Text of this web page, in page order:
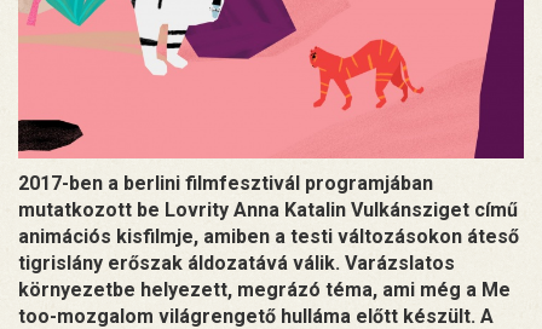
2017-ben a berlini filmfesztivál programjában
mutatkozott be Lovrity Anna Katalin Vulkánsziget című
animációs kisfilmje, amiben a testi változásokon áteső
tigrislány erőszak áldozatává válik. Varázslatos
környezetbe helyezett, megrázó téma, ami még a Me
too-mozgalom világrengető hulláma előtt készült. A